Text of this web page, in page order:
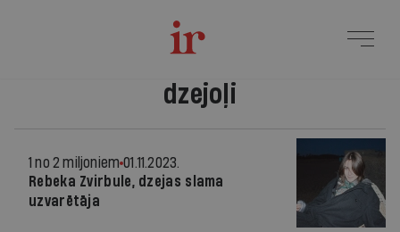
dzejoļi
1 no 2 miljoniem 01.11.2023.
Rebeka Zvirbule, dzejas slama
uzvarētāja